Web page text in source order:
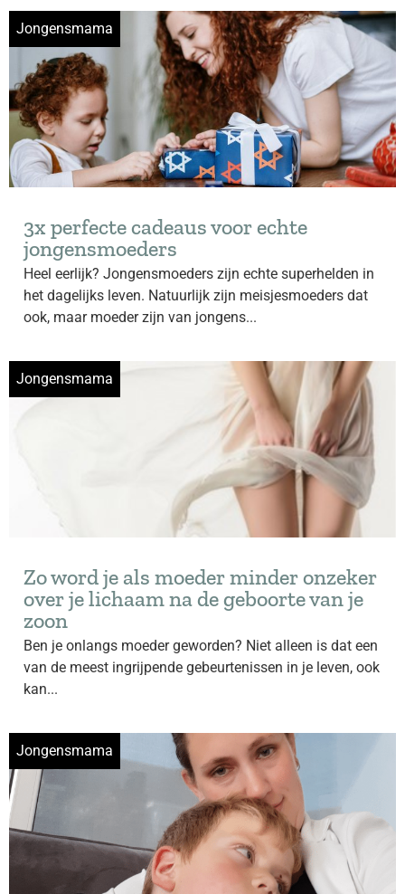
Jongensmama
3x perfecte cadeaus voor echte
jongensmoeders
Heel eerlijk? Jongensmoeders zijn echte superhelden in
het dagelijks leven. Natuurlijk zijn meisjesmoeders dat
ook, maar moeder zijn van jongens...
Jongensmama
Zo word je als moeder minder onzeker
over je lichaam na de geboorte van je
zoon
Ben je onlangs moeder geworden? Niet alleen is dat een
van de meest ingrijpende gebeurtenissen in je leven, ook
kan...
Jongensmama